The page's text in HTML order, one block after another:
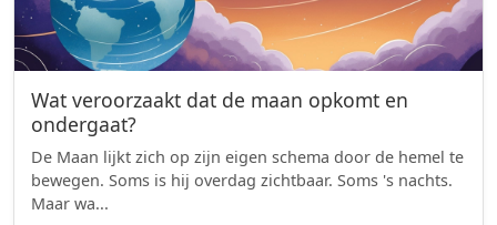
Wat veroorzaakt dat de maan opkomt en
ondergaat?
De Maan lijkt zich op zijn eigen schema door de hemel te
bewegen. Soms is hij overdag zichtbaar. Soms 's nachts.
Maar wa...